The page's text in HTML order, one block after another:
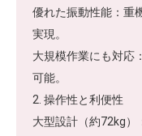
優れた振動性能：重
実現。
大規模作業にも対応
可能。
2. 操作性と利便性
大型設計（約72kg）